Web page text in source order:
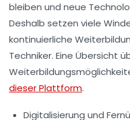
bleiben und neue
Deshalb setzen viele
kontinuierliche
Techniker. Eine Übersicht
dieser Plattform.
Digitalisierung und